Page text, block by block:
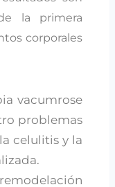
la primera
corporales
vacumrose
problemas
celulitis y la